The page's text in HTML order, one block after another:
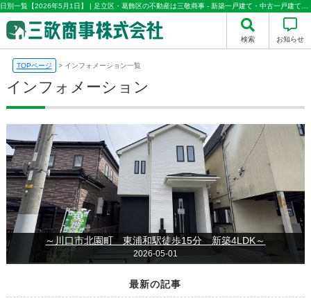
検索 お知らせ
TOPページ > インフォメーション一覧
インフォメーション
～川口市北園町 東浦和駅徒歩15分 新築4LDK～
2026-05-01
最新の記事